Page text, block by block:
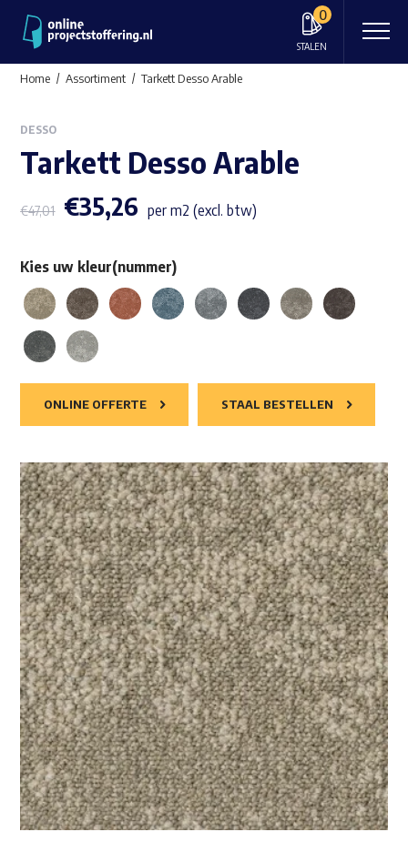
0
STALEN
Home Assortiment Tarkett Desso Arable
DESSO
Tarkett Desso Arable
€47,01 €35,26 per m2 (excl. btw)
Kies uw kleur(nummer)
ONLINE OFFERTE STAAL BESTELLEN